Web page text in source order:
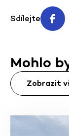
Sdílejte
Mohlo
Zobrazit